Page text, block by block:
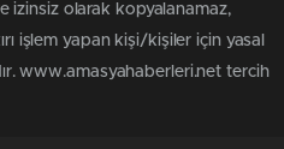
izinsiz olarak kopyalanamaz,
işlem yapan kişi/kişiler için yasal
www.amasyahaberleri.net tercih